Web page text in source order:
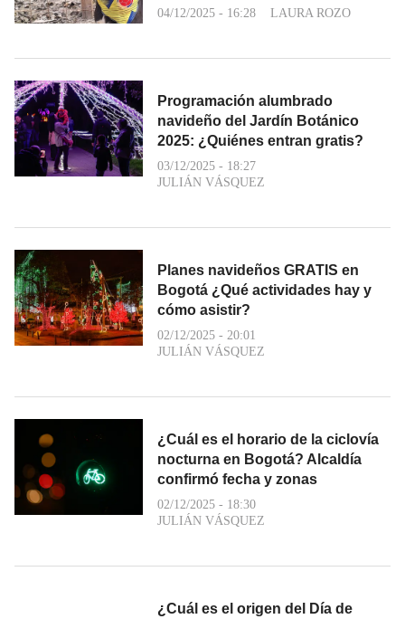
04/12/2025 - 16:28 LAURA ROZO
Programación alumbrado
navideño del Jardín Botánico
2025: ¿Quiénes entran gratis?
03/12/2025 - 18:27
JULIÁN VÁSQUEZ
Planes navideños GRATIS en
Bogotá ¿Qué actividades hay y
cómo asistir?
02/12/2025 - 20:01
JULIÁN VÁSQUEZ
¿Cuál es el horario de la ciclovía
nocturna en Bogotá? Alcaldía
confirmó fecha y zonas
02/12/2025 - 18:30
JULIÁN VÁSQUEZ
¿Cuál es el origen del Día de